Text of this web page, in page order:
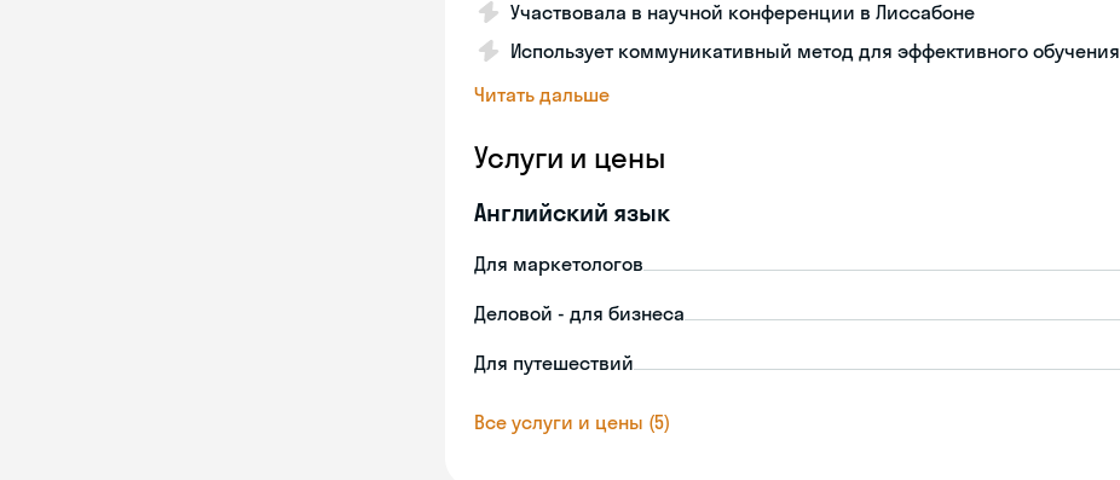
Участвовала в научной конференции в Лиссабоне
Использует коммуникативный метод для эффективного обучения
Читать дальше
Услуги и цены
Английский язык
Для маркетологов
Деловой - для бизнеса
Для путешествий
Все услуги и цены (5)